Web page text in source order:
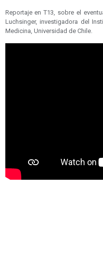
Reportaje en T13, sobre el
Luchsinger, investigadora del
Medicina, Universidad de Chile.